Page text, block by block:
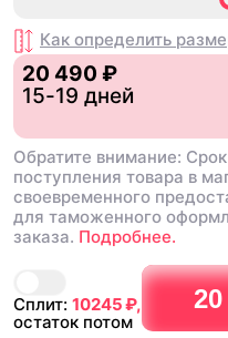
Сплит: 10245₽,
остаток потом
Как определить
20 490 ₽
15-19 дней
Обратите внимание:
поступления товара в
своевременного
для таможенного
заказа. Подробнее.